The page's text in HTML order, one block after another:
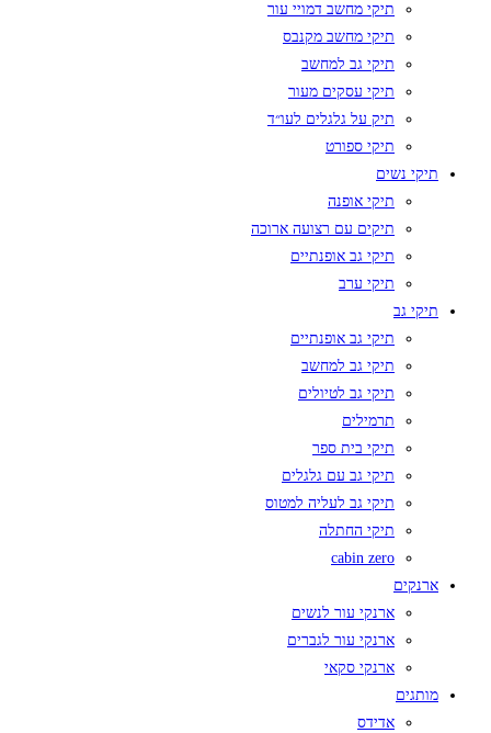
תיקי מחשב דמויי עור
תיקי מחשב מקנבס
תיקי גב למחשב
תיקי עסקים מעור
תיק על גלגלים לעו״ד
תיקי ספורט
תיקי נשים
תיקי אופנה
תיקים עם רצועה ארוכה
תיקי גב אופנתיים
תיקי ערב
תיקי גב
תיקי גב אופנתיים
תיקי גב למחשב
תיקי גב לטיולים
תרמילים
תיקי בית ספר
תיקי גב עם גלגלים
תיקי גב לעליה למטוס
תיקי החתלה
cabin zero
ארנקים
ארנקי עור לנשים
ארנקי עור לגברים
ארנקי סקאי
מותגים
אדידס